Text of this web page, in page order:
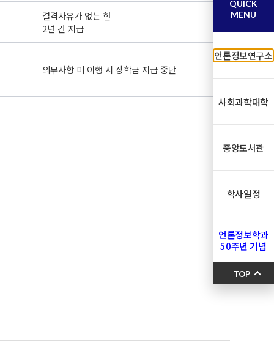
결격사유가 없는 한
2년 간 지급
의무사항 미 이행 시 장학금 지급 중단
QUICK
MENU
언론정보연구소
사회과학대학
중앙도서관
학사일정
언론정보학과
50주년 기념
TOP